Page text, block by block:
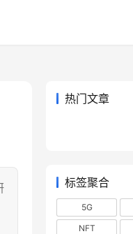
热门文章
标签聚合
5G
NFT